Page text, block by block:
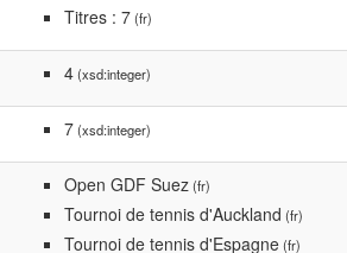
Titres : 7(fr)
4(xsd:integer)
7(xsd:integer)
Open GDF Suez(fr)
Tournoi de tennis d'Auckland (fr)
Tournoi de tennis d'Espagne(fr)